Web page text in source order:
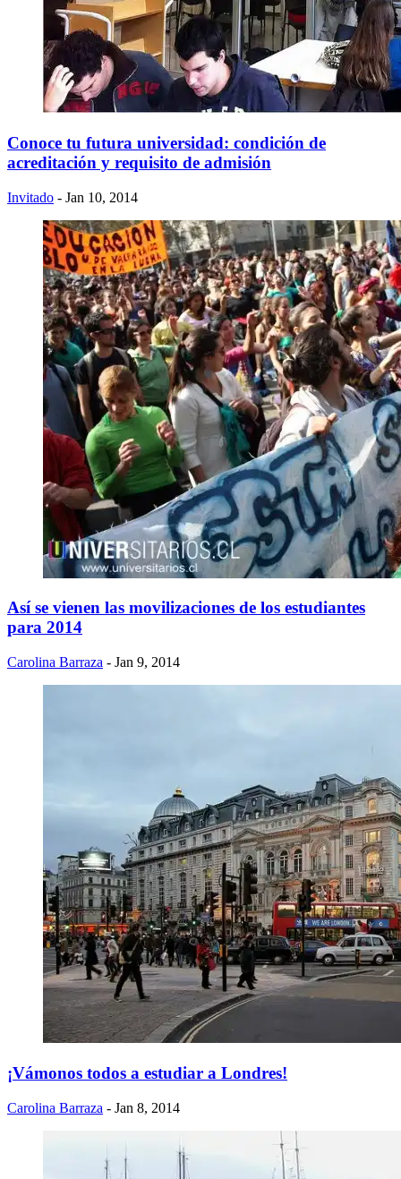
Conoce tu futura universidad: condición de
acreditación y requisito de admisión
Invitado - Jan 10, 2014
Así se vienen las movilizaciones de los estudiantes
para 2014
Carolina Barraza - Jan 9, 2014
¡Vámonos todos a estudiar a Londres!
Carolina Barraza - Jan 8, 2014